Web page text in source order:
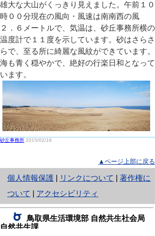
雄大な大山がくっきり見えました。午前１０
時００分現在の風向・風速は南南西の風
２．６メートルで、気温は、砂丘事務所横の
温度計で１１度を示しています。砂はさらさ
らで、至る所に綺麗な風紋ができています。
海も青く穏やかで、絶好の行楽日和となって
います。
砂丘事務所 2015/02/16
▲ページ上部に戻る
個人情報保護
と
り
ネ
ッ
リンクについて
著作権に
ついて
アクセシビリティ
鳥取県生活環境部 自然共生社会局
自然共生課